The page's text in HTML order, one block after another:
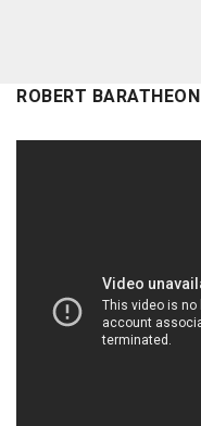
ROBERT BARATHEON